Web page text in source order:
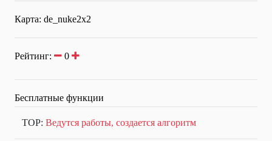
Карта: de_nuke2x2
Рейтинг: 0
Бесплатные функции
TOP: Ведутся работы, создается алгоритм